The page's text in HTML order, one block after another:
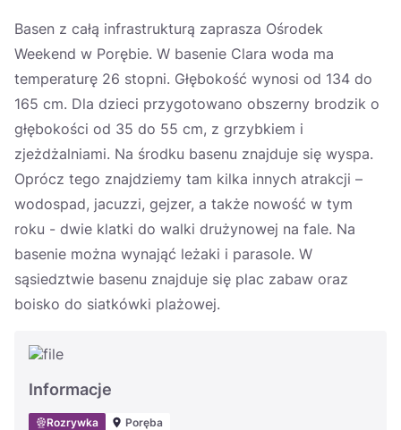
Basen z całą infrastrukturą zaprasza Ośrodek
Weekend w Porębie. W basenie Clara woda ma
temperaturę 26 stopni. Głębokość wynosi od 134 do
165 cm. Dla dzieci przygotowano obszerny brodzik o
głębokości od 35 do 55 cm, z grzybkiem i
zjeżdżalniami. Na środku basenu znajduje się wyspa.
Oprócz tego znajdziemy tam kilka innych atrakcji –
wodospad, jacuzzi, gejzer, a także nowość w tym
roku - dwie klatki do walki drużynowej na fale. Na
basenie można wynająć leżaki i parasole. W
sąsiedztwie basenu znajduje się plac zabaw oraz
boisko do siatkówki plażowej.
Informacje
Rozrywka Poręba